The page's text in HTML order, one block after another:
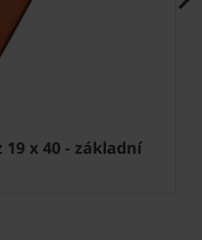
x 40 - základní